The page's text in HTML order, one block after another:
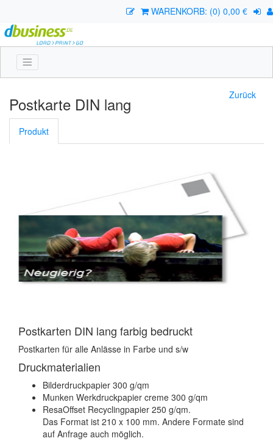
WARENKORB: (0) 0,00 €
Zurück
Postkarte DIN lang
Produkt
Postkarten DIN lang farbig bedruckt
Postkarten für alle Anlässe in Farbe und s/w
Druckmaterialien
Bilderdruckpapier 300 g/qm
Munken Werkdruckpapier creme 300 g/qm
ResaOffset Recyclingpapier 250 g/qm.
Das Format ist 210 x 100 mm. Andere Formate sind
auf Anfrage auch möglich.